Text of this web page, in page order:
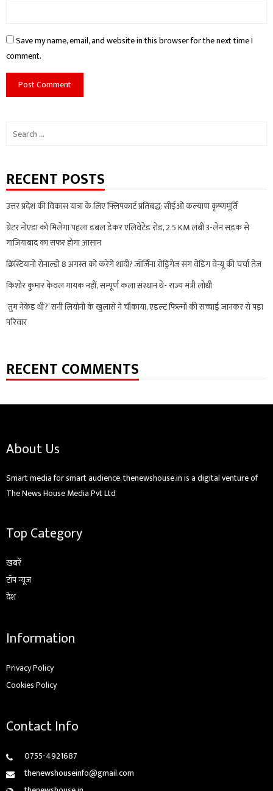
Save my name, email, and website in this browser for the next time I
comment.
Search
RECENT POSTS
उत्तर प्रदेश की विकास यात्रा के लिए फ्लिपकार्ट प्रतिबद्ध: सीईओ कल्याण कृष्णमूर्ति
ग्रेटर नोएडा को मिलेगा पहला डबल डेकर एलिवेटेड रोड, 2.5 KM लंबी 3-लेन सड़क से
गाजियाबाद का सफर होगा आसान
क्रिस्टियानो रोनाल्डो 8 अगस्त को करेंगे शादी? जॉर्जिना रोड्रिगेज संग वेडिंग वेन्यू की चर्चा तेज
किशोर कुमार केवल गायक नहीं, सम्पूर्ण कला संस्थान थे- राज्य मंत्री लोधी
‘तुम नेकेड थीं?’ सनी लियोनी के खुलासे ने चौंकाया, एडल्ट फिल्मों की सच्चाई जानकर रो पड़ा
परिवार
RECENT COMMENTS
About Us
Smart media for smart audience. thenewshouse.in is a digital venture of
The News House Media Pvt Ltd
Top Category
ख़बरें
टॉप न्यूज़
देश
Information
Privacy Policy
Cookies Policy
Contact Info
0755-4921687
thenewshouseinfo@gmail.com